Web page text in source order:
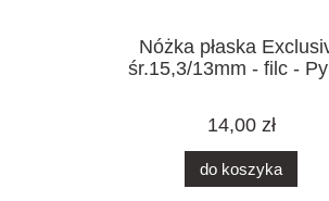
Nóżka płaska
śr.15,3/13mm - filc -
14,00 zł
do koszyka